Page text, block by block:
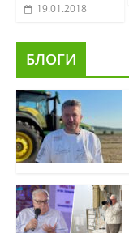
19.01.2018
БЛОГИ